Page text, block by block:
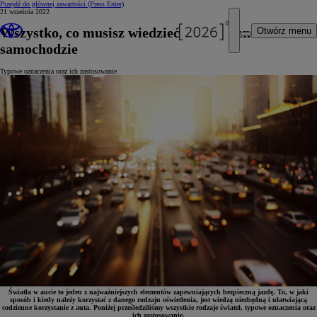
Przejdź do głównej zawartości (Press Enter)
Otwórz menu
21 września 2022
Wszystko, co musisz wiedzieć o oświetleniu w
samochodzie
Typowe oznaczenia oraz ich zastosowanie
Światła w aucie to jeden z najważniejszych elementów zapewniających bezpieczną jazdę. To, w jaki
sposób i kiedy należy korzystać z danego rodzaju oświetlenia, jest wiedzą niezbędną i ułatwiającą
codzienne korzystanie z auta. Poniżej prześledziliśmy wszystkie rodzaje świateł, typowe oznaczenia oraz
ich zastosowanie.